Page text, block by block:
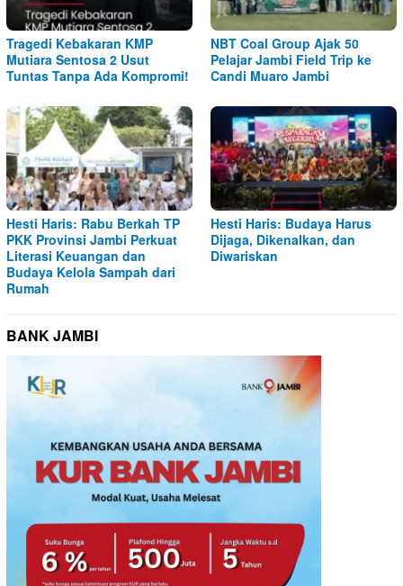
Tragedi Kebakaran KMP
Mutiara Sentosa 2 Usut
Tuntas Tanpa Ada Kompromi!
NBT Coal Group Ajak 50
Pelajar Jambi Field Trip ke
Candi Muaro Jambi
Hesti Haris: Rabu Berkah TP
PKK Provinsi Jambi Perkuat
Literasi Keuangan dan
Budaya Kelola Sampah dari
Rumah
Hesti Haris: Budaya Harus
Dijaga, Dikenalkan, dan
Diwariskan
BANK JAMBI